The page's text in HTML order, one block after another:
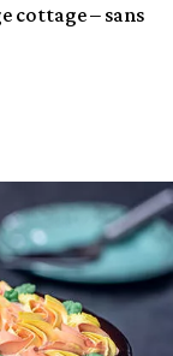
cottage – sans